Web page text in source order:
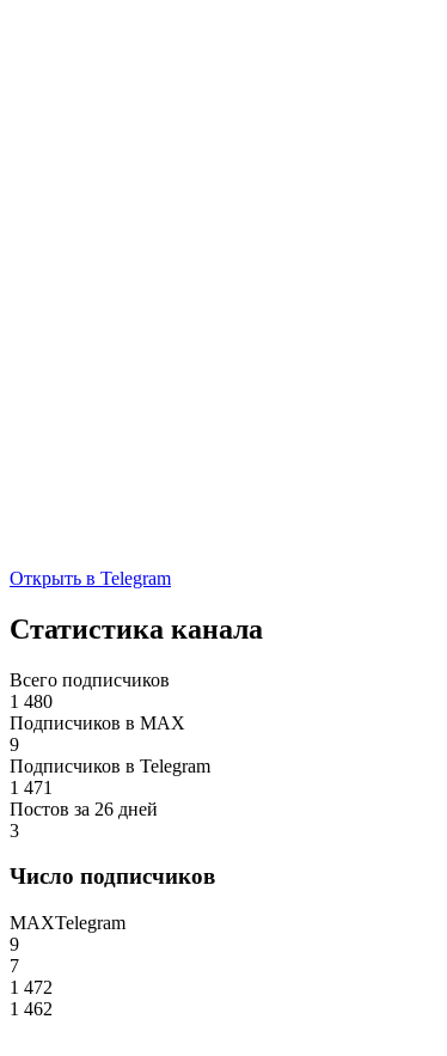
Открыть в Telegram
Статистика канала
Всего подписчиков
1 480
Подписчиков в MAX
9
Подписчиков в Telegram
1 471
Постов за 26 дней
3
Число подписчиков
MAXTelegram
9
7
1 472
1 462